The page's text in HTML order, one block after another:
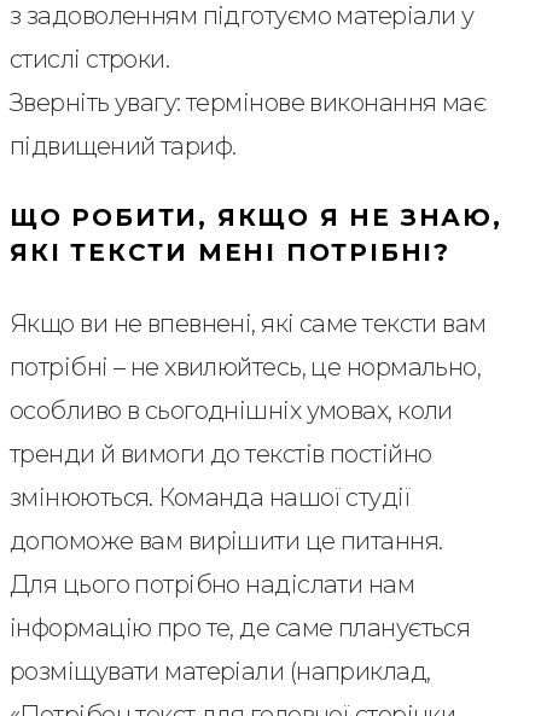
з задоволенням підготуємо матеріали у
стислі строки.
Зверніть увагу: термінове виконання має
підвищений тариф.
ЩО РОБИТИ, ЯКЩО Я НЕ ЗНАЮ,
ЯКІ ТЕКСТИ МЕНІ ПОТРІБНІ?
Якщо ви не впевнені, які саме тексти вам
потрібні – не хвилюйтесь, це нормально,
особливо в сьогоднішніх умовах, коли
тренди й вимоги до текстів постійно
змінюються. Команда нашої студії
допоможе вам вирішити це питання.
Для цього потрібно надіслати нам
інформацію про те, де саме планується
розміщувати матеріали (наприклад,